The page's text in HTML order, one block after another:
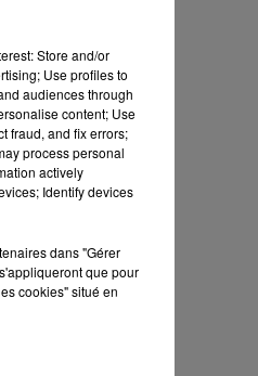
Store and/or
Use profiles to
audiences through
content; Use
fraud, and fix errors;
process personal
actively
Identify devices
dans "Gérer
que pour
cookies" situé en